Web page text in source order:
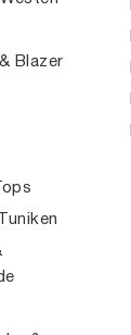
Blazer